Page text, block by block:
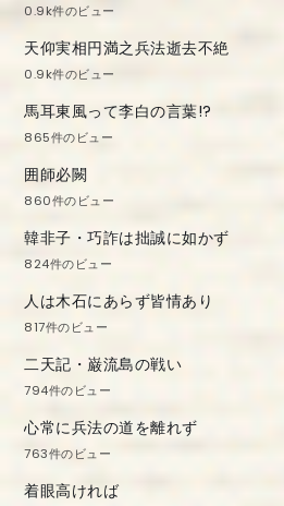
0.9k件のビュー
天仰実相円満之兵法逝去不絶
0.9k件のビュー
馬耳東風って李白の言葉!?
865件のビュー
囲師必闕
860件のビュー
韓非子・巧詐は拙誠に如かず
824件のビュー
人は木石にあらず皆情あり
817件のビュー
二天記・巌流島の戦い
794件のビュー
心常に兵法の道を離れず
763件のビュー
着眼高ければ